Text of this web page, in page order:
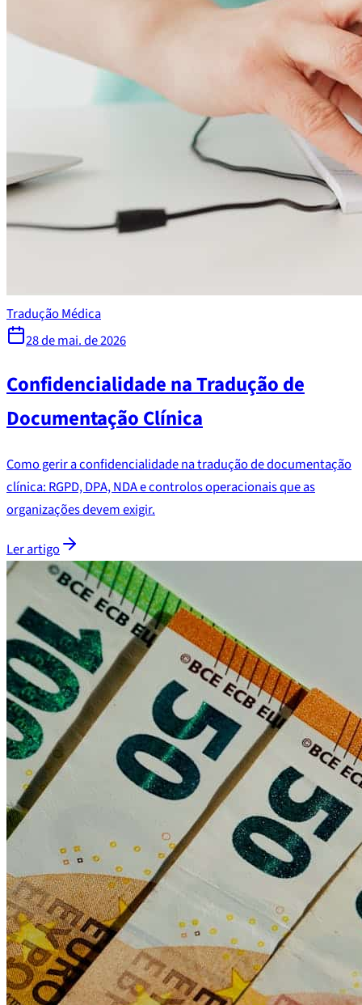
Tradução Médica
28 de mai. de 2026
Confidencialidade na Tradução de
Documentação Clínica
Como gerir a confidencialidade na tradução de documentação
clínica: RGPD, DPA, NDA e controlos operacionais que as
organizações devem exigir.
Ler artigo